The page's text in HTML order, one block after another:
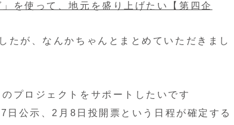
を使って、地元を盛り上げたい【第四企
たが、なんかちゃんとまとめていただきまし
プロジェクトをサポートしたいです
公示、2月8日投開票という日程が確定する